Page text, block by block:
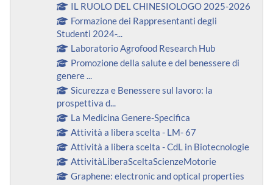
IL RUOLO DEL CHINESIOLOGO 2025-2026
Formazione dei Rappresentanti degli
Studenti 2024-...
Laboratorio Agrofood Research Hub
Promozione della salute e del benessere di
genere ...
Sicurezza e Benessere sul lavoro: la
prospettiva d...
La Medicina Genere-Specifica
Attività a libera scelta - LM- 67
Attività a libera scelta - CdL in Biotecnologie
AttivitàLiberaSceltaScienzeMotorie
Graphene: electronic and optical properties